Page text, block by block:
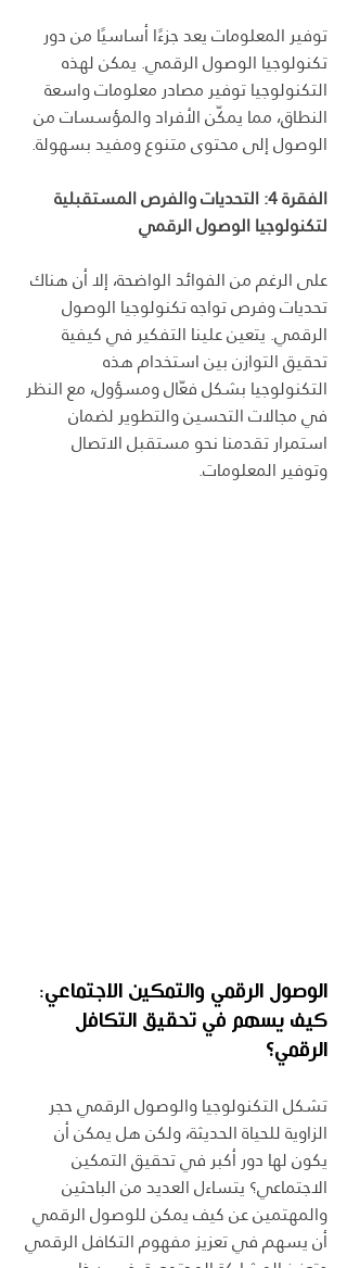
توفير المعلومات يعد جزءًا أساسيًا من دور
تكنولوجيا الوصول الرقمي. يمكن لهذه
التكنولوجيا توفير مصادر معلومات واسعة
النطاق، مما يمكّن الأفراد والمؤسسات من
الوصول إلى محتوى متنوع ومفيد بسهولة.
الفقرة 4: التحديات والفرص المستقبلية
لتكنولوجيا الوصول الرقمي
على الرغم من الفوائد الواضحة، إلا أن هناك
تحديات وفرص تواجه تكنولوجيا الوصول
الرقمي. يتعين علينا التفكير في كيفية
تحقيق التوازن بين استخدام هذه
التكنولوجيا بشكل فعّال ومسؤول، مع النظر
في مجالات التحسين والتطوير لضمان
استمرار تقدمنا نحو مستقبل الاتصال
وتوفير المعلومات.
الوصول الرقمي والتمكين الاجتماعي:
كيف يسهم في تحقيق التكافل
الرقمي؟
تشكل التكنولوجيا والوصول الرقمي حجر
الزاوية للحياة الحديثة، ولكن هل يمكن أن
يكون لها دور أكبر في تحقيق التمكين
الاجتماعي؟ يتساءل العديد من الباحثين
والمهتمين عن كيف يمكن للوصول الرقمي
أن يسهم في تعزيز مفهوم التكافل الرقمي